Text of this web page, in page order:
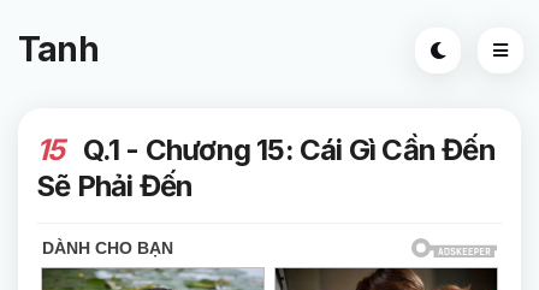
Tanh
15 Q.1 - Chương 15: Cái Gì Cần Đến
Sẽ Phải Đến